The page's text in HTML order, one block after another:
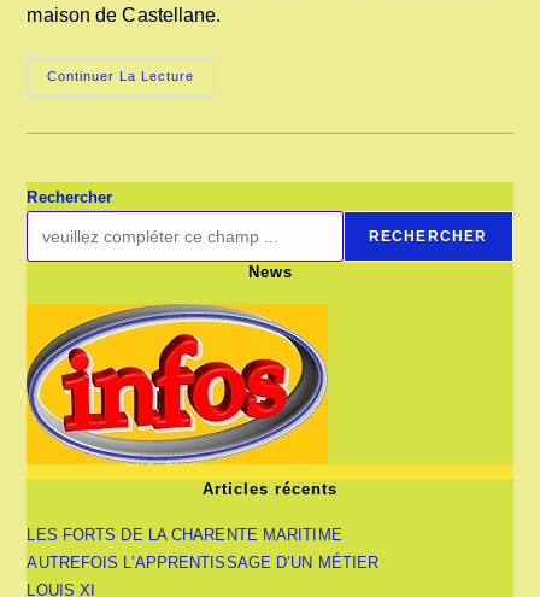
maison de Castellane.
Continuer La Lecture
CHÂTEAU
Rechercher
RECHERCHER
News
Articles récents
LES FORTS DE LA CHARENTE MARITIME
AUTREFOIS L’APPRENTISSAGE D’UN MÉTIER
LOUIS XI